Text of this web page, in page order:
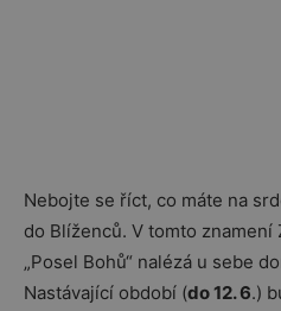
Nebojte se říct, co máte na
do Blíženců. V tomto
„Posel Bohů“ nalézá u sebe
Nastávající období (do 12. 6.)